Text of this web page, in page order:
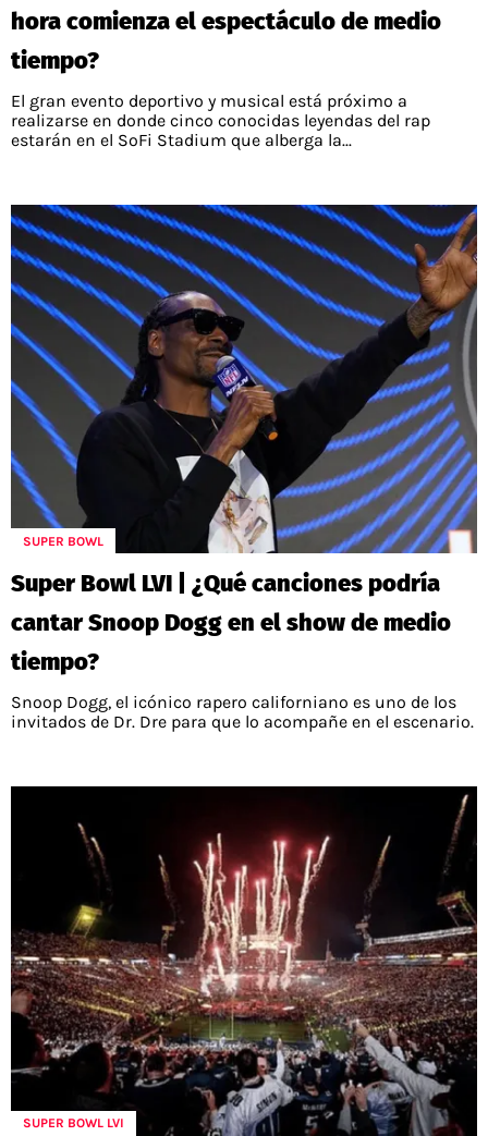
hora comienza el espectáculo de medio
tiempo?
El gran evento deportivo y musical está próximo a
realizarse en donde cinco conocidas leyendas del rap
estarán en el SoFi Stadium que alberga la...
SUPER BOWL
Super Bowl LVI | ¿Qué canciones podría
cantar Snoop Dogg en el show de medio
tiempo?
Snoop Dogg, el icónico rapero californiano es uno de los
invitados de Dr. Dre para que lo acompañe en el escenario.
SUPER BOWL LVI